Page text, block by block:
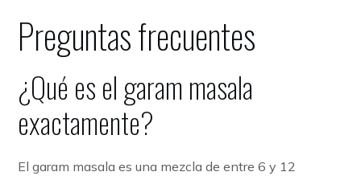
Preguntas frecuentes
¿Qué es el garam masala
exactamente?
El garam masala es una mezcla de entre 6 y 12